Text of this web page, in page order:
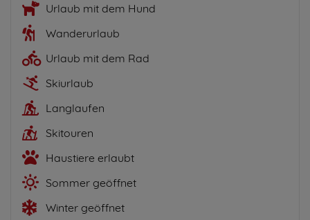
Urlaub mit dem Hund
Wanderurlaub
Urlaub mit dem Rad
Skiurlaub
Langlaufen
Skitouren
Haustiere erlaubt
Sommer geöffnet
Winter geöffnet